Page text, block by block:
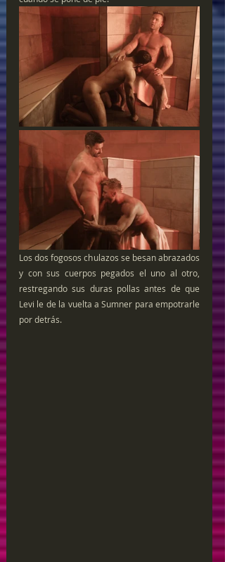
Los dos fogosos chulazos se besan abrazados
y con sus cuerpos pegados el uno al otro,
restregando sus duras pollas antes de que
Levi le de la vuelta a Sumner para empotrarle
por detrás.